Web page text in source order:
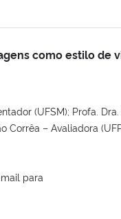
como estilo de
(UFSM); Profa.
Corrêa – Avaliadora
para